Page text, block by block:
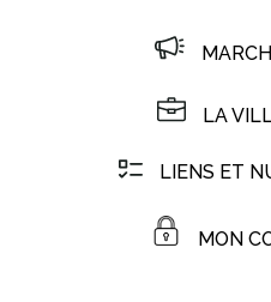
LA
LIENS ET
MON